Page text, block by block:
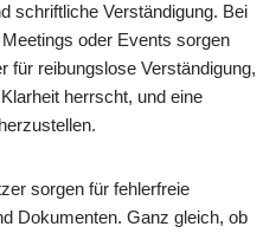
schriftliche Verständigung. Bei
oder Events sorgen
für reibungslose Verständigung,
herrscht, und eine
sorgen für fehlerfreie
Dokumenten. Ganz gleich, ob